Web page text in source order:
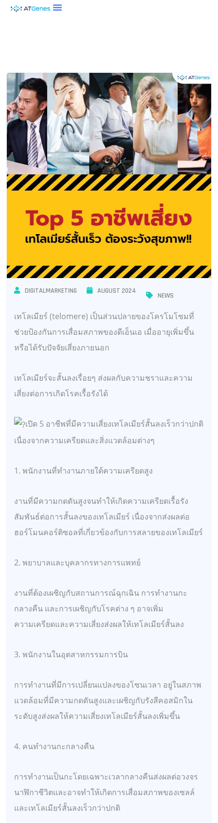
DIGITALMARKETING AUGUST 2024
NEWS
เทโลเมียร์ (telomere) เป็นส่วนปลายของโครโมโซมที่
ช่วยป้องกันการเสื่อมสภาพของดีเอ็นเอ เมื่ออายุเพิ่มขึ้น
หรือได้รับปัจจัยเสี่ยงภายนอก
เทโลเมียร์จะสั้นลงเรื่อยๆ ส่งผลกับความชราและความ
เสี่ยงต่อการเกิดโรคเรื้อรังได้
เปิด 5 อาชีพที่มีความเสี่ยงเทโลเมียร์สั้นลงเร็วกว่าปกติ
เนื่องจากความเครียดและสิ่งแวดล้อมต่างๆ
1. พนักงานที่ทำงานภายใต้ความเครียดสูง
งานที่มีความกดดันสูงจนทำให้เกิดความเครียดเรื้อรัง
สัมพันธ์ต่อการสั้นลงของเทโลเมียร์ เนื่องจากส่งผลต่อ
ฮอร์โมนคอร์ติซอลที่เกี่ยวข้องกับการสลายของเทโลเมียร์
2. พยาบาลและบุคลากรทางการแพทย์
งานที่ต้องเผชิญกับสถานการณ์ฉุกเฉิน การทำงานกะ
กลางคืน และการเผชิญกับโรคต่าง ๆ อาจเพิ่ม
ความเครียดและความเสี่ยงส่งผลให้เทโลเมียร์สั้นลง
3. พนักงานในอุตสาหกรรมการบิน
การทำงานที่มีการเปลี่ยนแปลงของโซนเวลา อยู่ในสภาพ
แวดล้อมที่มีความกดดันสูงและเผชิญกับรังสีคอสมิกใน
ระดับสูงส่งผลให้ความเสี่ยงเทโลเมียร์สั้นลงเพิ่มขึ้น
4. คนทำงานกะกลางคืน
การทำงานเป็นกะโดยเฉพาะเวลากลางคืนส่งผลต่อวงจร
นาฬิกาชีวิตและอาจทำให้เกิดการเสื่อมสภาพของเซลล์
และเทโลเมียร์สั้นลงเร็วกว่าปกติ